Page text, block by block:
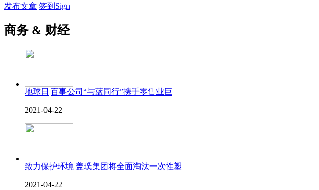
发布文章 签到Sign
商务 & 财经
地球日|百事公司“与蓝同行”携手零售业巨
2021-04-22
致力保护环境 盖璞集团将全面淘汰一次性塑
2021-04-22